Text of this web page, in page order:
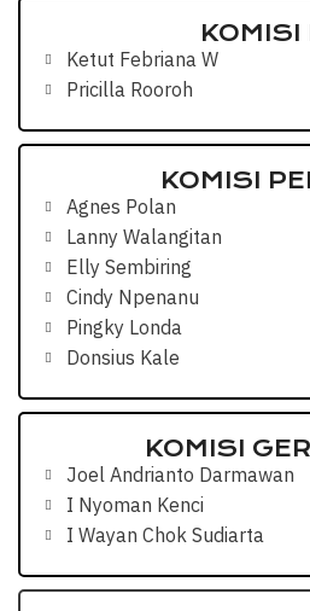
KOMISI
Ketut Febriana W
Pricilla Rooroh
KOMISI
Agnes Polan
Lanny Walangitan
Elly Sembiring
Cindy Npenanu
Pingky Londa
Donsius Kale
KOMISI
Joel Andrianto Darmawan
I Nyoman Kenci
I Wayan Chok Sudiarta